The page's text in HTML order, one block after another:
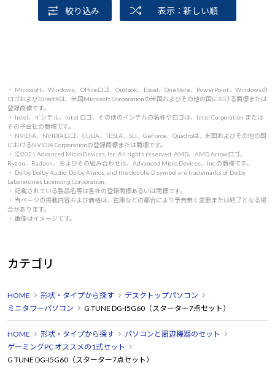
絞り込み 表示：新しい順
・ Microsoft、Windows、Officeロゴ、Outlook、Excel、OneNote、PowerPoint、Windowsの
ロゴおよびDirectXは、米国Microsoft Corporationの米国およびその他の国における商標または
登録商標です。
・ Intel、インテル、Intel ロゴ、その他のインテルの名称やロゴは、Intel Corporation または
その子会社の商標です。
・ NVIDIA、NVIDIAロゴ、CUDA、TESLA、SLI、GeForce、Quadroは、米国およびその他の国
におけるNVIDIA Corporationの登録商標または商標です。
・ 🄫2021 Advanced Micro Devices, Inc. All rights reserved. AMD、AMD Arrowロゴ、
Ryzen、Radeon、およびその組み合わせは、Advanced Micro Devices、Inc.の商標です。
・ Dolby, Dolby Audio, Dolby Atmos, and the double-D symbol are trademarks of Dolby
Laboratories Licensing Corporation.
・ 記載されている製品名等は各社の登録商標あるいは商標です。
・ 当ページの掲載内容および価格は、在庫などの都合により予告無く変更または終了となる場
合があります。
・ 画像はイメージです。
カテゴリ
HOME 形状・タイプから探す
デスクトップパソコン
ミニタワーパソコン
G TUNE DG-I5G60（スターター7点セット）
HOME 形状・タイプから探す
パソコンと周辺機器のセット
ゲーミングPC オススメの1式セット
G TUNE DG-I5G60（スターター7点セット）